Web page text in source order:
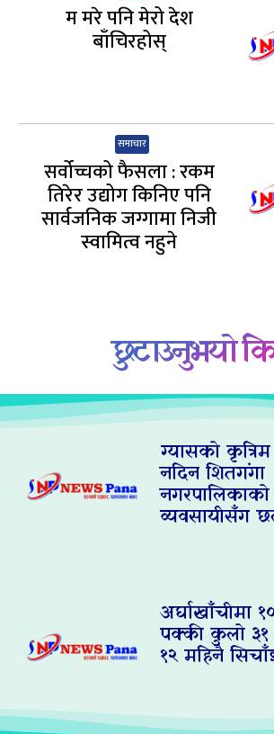
म मरे पनि मेरो देश
बाँचिरहोस्
समाचार
सर्वोच्चको फैसला : रकम
तिरेर उद्योग किनिए पनि
सार्वजनिक जग्गामा निजी
स्वामित्व नहुने
छुटाउनुभयो
ग्यासको
नदिन शितगंगा
नगरपालिकाको
व्यवसायीसँग
अर्घाखाँचीमा
पक्की कुलो
१२ महिनै